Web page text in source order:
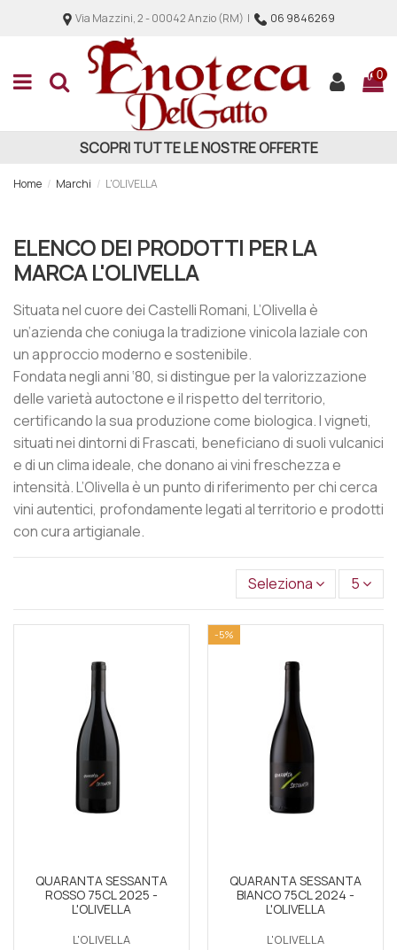
Via Mazzini, 2 - 00042 Anzio (RM) | 06 9846269
0
SCOPRI TUTTE LE NOSTRE OFFERTE
Home Marchi L'OLIVELLA
ELENCO DEI PRODOTTI PER LA
MARCA L'OLIVELLA
Situata nel cuore dei Castelli Romani, L’Olivella è
un’azienda che coniuga la tradizione vinicola laziale con
un approccio moderno e sostenibile.
Fondata negli anni ‘80, si distingue per la valorizzazione
delle varietà autoctone e il rispetto del territorio,
certificando la sua produzione come biologica. I vigneti,
situati nei dintorni di Frascati, beneficiano di suoli vulcanici
e di un clima ideale, che donano ai vini freschezza e
intensità. L’Olivella è un punto di riferimento per chi cerca
vini autentici, profondamente legati al territorio e prodotti
con cura artigianale.
Seleziona 5
QUARANTA SESSANTA
ROSSO 75CL 2025 -
L'OLIVELLA
L'OLIVELLA
-5%
QUARANTA SESSANTA
BIANCO 75CL 2024 -
L'OLIVELLA
L'OLIVELLA